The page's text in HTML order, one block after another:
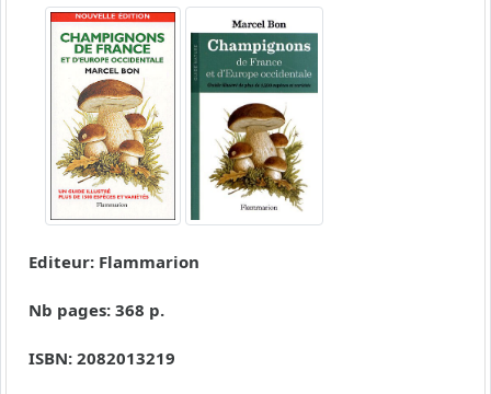
Editeur: Flammarion
Nb pages: 368 p.
ISBN: 2082013219